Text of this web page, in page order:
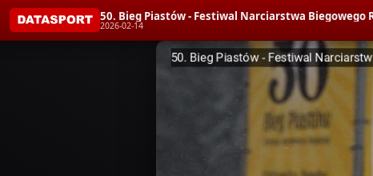
50. Bieg Piastów - Festiwal Narciarstwa Biegowego
2026-02-14